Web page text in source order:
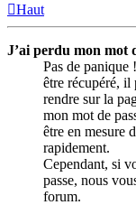
Haut
J’ai perdu mon mot
Pas de panique
être récupéré,
rendre sur la
mon mot de
être en mesure
rapidement.
Cependant, si
passe, nous
forum.